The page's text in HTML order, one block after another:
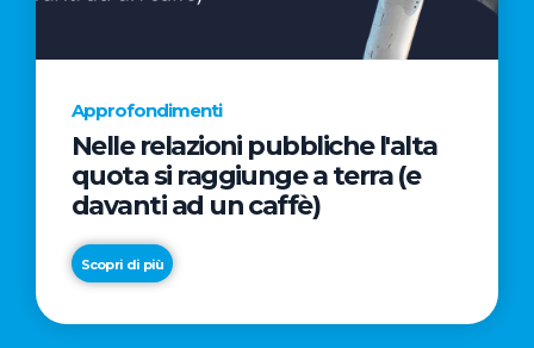
Approfondimenti
Nelle relazioni pubbliche l'alta
quota si raggiunge a terra (e
davanti ad un caffè)
Scopri di più